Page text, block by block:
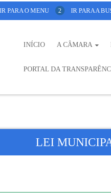
IR PARA O MENU 2 IR PARA A
INÍCIO A CÂMARA
PORTAL DA
LEI